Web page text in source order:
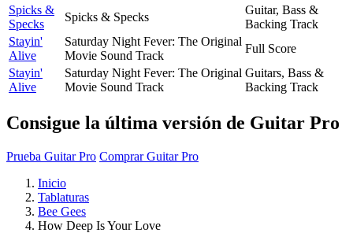
Spicks &
Specks
Spicks & Specks
Guitar, Bass &
Backing Track
Stayin'
Alive
Saturday Night Fever: The Original
Movie Sound Track
Full Score
Stayin'
Alive
Saturday Night Fever: The Original
Movie Sound Track
Guitars, Bass &
Backing Track
Consigue la última versión de Guitar Pro
Prueba Guitar Pro Comprar Guitar Pro
Inicio
Tablaturas
Bee Gees
How Deep Is Your Love